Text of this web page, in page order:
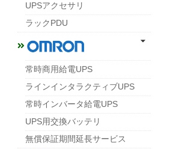
UPSアクセサリ
ラックPDU
常時商用給電UPS
ラインインタラクティブUPS
常時インバータ給電UPS
UPS用交換バッテリ
無償保証期間延長サービス